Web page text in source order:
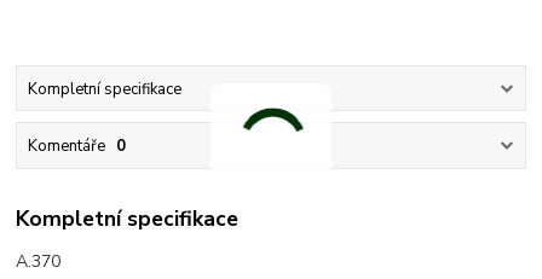
Kompletní specifikace
Komentáře 0
Kompletní specifikace
A.370